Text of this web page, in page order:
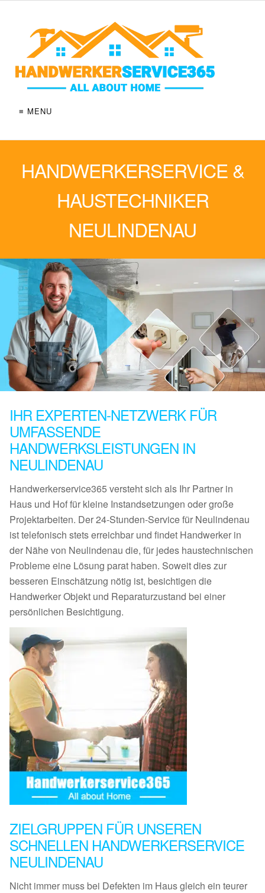
≡ MENU
HANDWERKERSERVICE &
HAUSTECHNIKER
NEULINDENAU
IHR EXPERTEN-NETZWERK FÜR
UMFASSENDE
HANDWERKSLEISTUNGEN IN
NEULINDENAU
Handwerkerservice365 versteht sich als Ihr Partner in
Haus und Hof für kleine Instandsetzungen oder große
Projektarbeiten. Der 24-Stunden-Service für Neulindenau
ist telefonisch stets erreichbar und findet Handwerker in
der Nähe von Neulindenau die, für jedes haustechnischen
Probleme eine Lösung parat haben. Soweit dies zur
besseren Einschätzung nötig ist, besichtigen die
Handwerker Objekt und Reparaturzustand bei einer
persönlichen Besichtigung.
ZIELGRUPPEN FÜR UNSEREN
SCHNELLEN HANDWERKERSERVICE
NEULINDENAU
Nicht immer muss bei Defekten im Haus gleich ein teurer